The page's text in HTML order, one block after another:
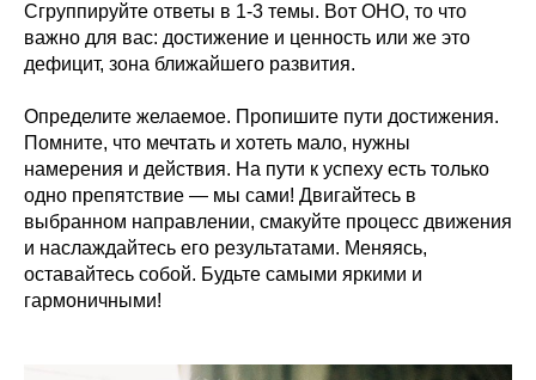
Сгруппируйте ответы в 1-3 темы. Вот ОНО, то что
важно для вас: достижение и ценность или же это
дефицит, зона ближайшего развития.
Определите желаемое. Пропишите пути достижения.
Помните, что мечтать и хотеть мало, нужны
намерения и действия. На пути к успеху есть только
одно препятствие — мы сами! Двигайтесь в
выбранном направлении, смакуйте процесс движения
и наслаждайтесь его результатами. Меняясь,
оставайтесь собой. Будьте самыми яркими и
гармоничными!